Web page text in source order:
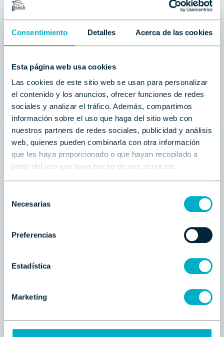
Consentimiento Detalles Acerca de las cookies
Esta página web usa cookies
Las cookies de este sitio web se usan para personalizar
el contenido y los anuncios, ofrecer funciones de redes
sociales y analizar el tráfico. Además, compartimos
información sobre el uso que haga del sitio web con
nuestros partners de redes sociales, publicidad y análisis
web, quienes pueden combinarla con otra información
que les haya proporcionado o que hayan recopilado a
partir del uso que haya hecho de sus servicios.
Necesarias
Preferencias
Estadística
Marketing
EXCESS CATAMARANS
EXCESS 11
Occasion | 11.33 m | 4 cabines | 2024
PVP(TVA incluse)